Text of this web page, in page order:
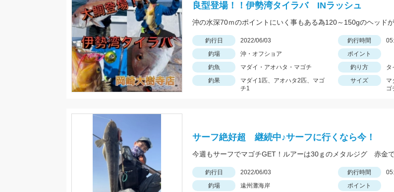
良型登場！！伊勢湾タイラバ INラッシュ
沖の水深70ｍのポイントにいく事もある為120～150gのヘッドが
釣行日 2022/06/03 釣行時間
釣場
沖・オフショア
ポイント
釣魚
マダイ・アオハタ・マゴチ 釣り方
タ
釣果
マダイ1匹、アオハタ2匹、マゴ
チ1
サイズ
マ
ゴ
サーフ絶好超 継続中♪サーフに行くなら今！
釣行日 2022/06/03 釣行時間
釣場
遠州灘海岸 ポイント